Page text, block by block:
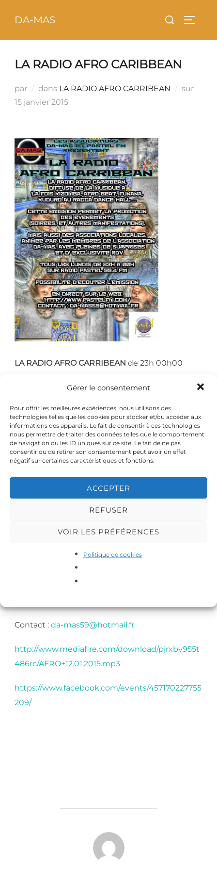
Gérer le consentement
Pour offrir les meilleures expériences, nous utilisons des
technologies telles que les cookies pour stocker et/ou accéder aux
informations des appareils. Le fait de consentir à ces technologies
nous permettra de traiter des données telles que le comportement
de navigation ou les ID uniques sur ce site. Le fait de ne pas
consentir ou de retirer son consentement peut avoir un effet
négatif sur certaines caractéristiques et fonctions.
ACCEPTER
REFUSER
VOIR LES PRÉFÉRENCES
Politique de cookies
DA-MAS Rechercher :
LA RADIO AFRO CARIBBEAN
par dans LA RADIO AFRO CARRIBEAN sur
15 janvier 2015
LA RADIO AFRO CARRIBEAN de 23h 00h00
La Radio Afro Carribean, diffuse de la musique à
Ragga dance hall …
Cette émission permet la promotion des
événements (soirées, et autres manifestations),
Animée par les membres de l’association DA-
MAS, avec pleines de surprises et d’ exclusivité
Sur Radio Pastel 99.4 fm
Contact : da-mas59@hotmail.fr
http://www.mediafire.com/download/pjrxby955t
486rc/AFRO+12.01.2015.mp3
https://www.facebook.com/events/457170227755
209/
AUTEUR DE LA PUBLICATION